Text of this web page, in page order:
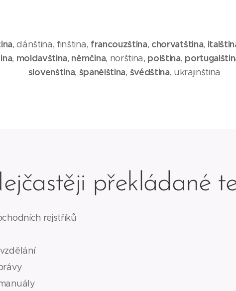
, dánština, finština, francouzština, chorvatština,
, moldavština, němčina, norština, polština,
slovenština, španělština, švédština, ukrajinština
překládané
rejstříků